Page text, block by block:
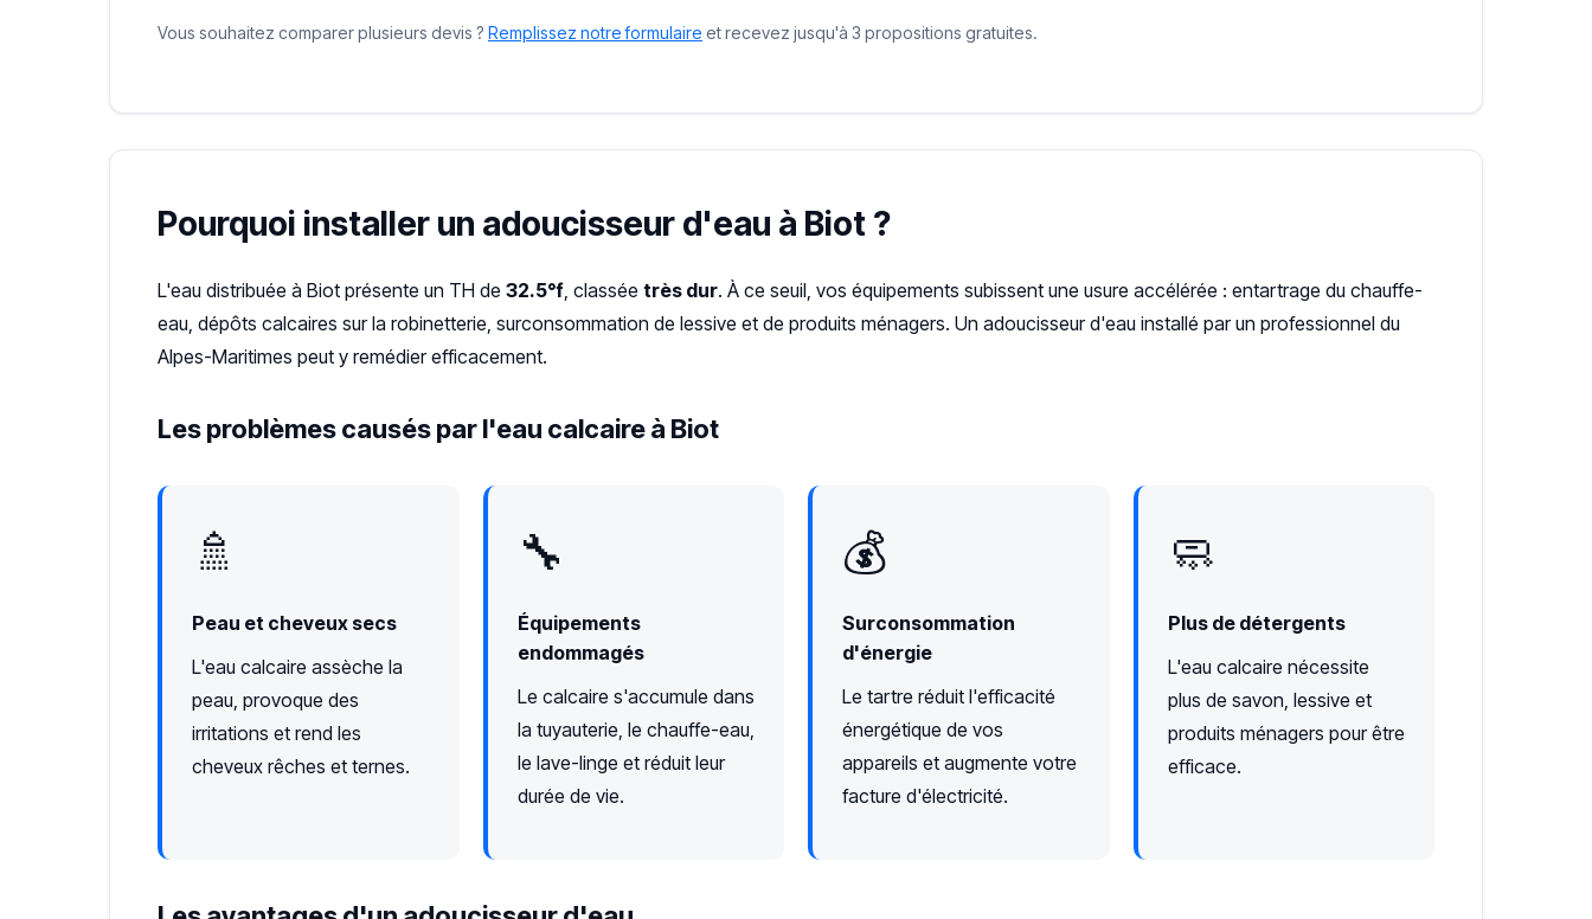
Vous souhaitez comparer plusieurs devis ? Remplissez notre formulaire et recevez jusqu'à 3 propositions gratuites.
Pourquoi installer un adoucisseur d'eau à Biot ?
L'eau distribuée à Biot présente un TH de 32.5°f , classée très dur. À ce seuil, vos équipements subissent une usure accélérée : entartrage du chauffe-
eau, dépôts calcaires sur la robinetterie, surconsommation de lessive et de produits ménagers. Un adoucisseur d'eau installé par un professionnel du
Alpes-Maritimes peut y remédier efficacement.
Les problèmes causés par l'eau calcaire à Biot
🚿
Peau et cheveux secs
L'eau calcaire assèche la
peau, provoque des
irritations et rend les
cheveux rêches et ternes.
🔧
Équipements
endommagés
Le calcaire s'accumule dans
la tuyauterie, le chauffe-eau,
le lave-linge et réduit leur
durée de vie.
💰
Surconsommation
d'énergie
Le tartre réduit l'efficacité
énergétique de vos
appareils et augmente votre
facture d'électricité.
🧼
Plus de détergents
L'eau calcaire nécessite
plus de savon, lessive et
produits ménagers pour être
efficace.